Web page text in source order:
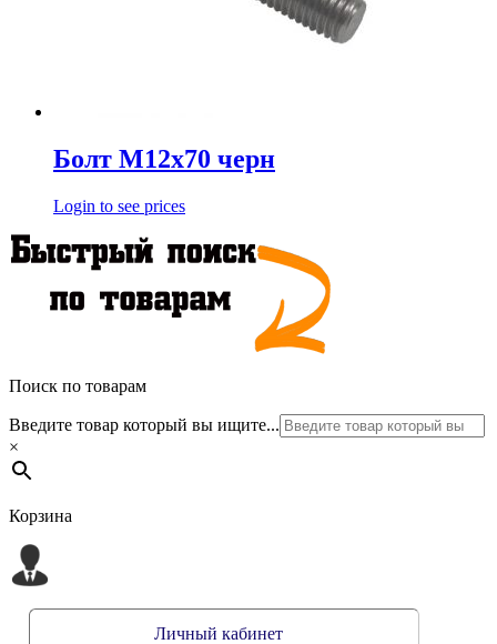
Болт М12х70 черн
Login to see prices
Поиск по товарам
Введите товар который вы ищите...
×
Корзина
Личный кабинет